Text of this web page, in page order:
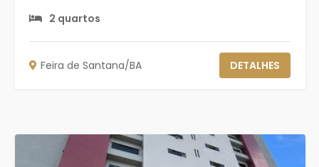
2 quartos
Feira de Santana/BA DETALHES